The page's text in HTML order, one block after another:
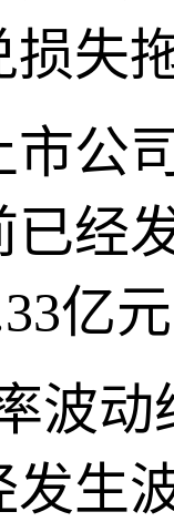
失
市公
经
亿
波
发生